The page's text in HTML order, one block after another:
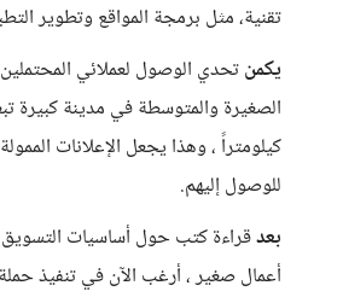
تقنية، مثل برمجة المواقع وتطوير
يكمنتحدي الوصول لعملائي
كيلومتراً ، وهذا يجعل الإعلانات
للوصول إليهم.
بعدقراءة كتب حول أساسيات
أعمال صغير ، أرغب الآن في تنفيذ